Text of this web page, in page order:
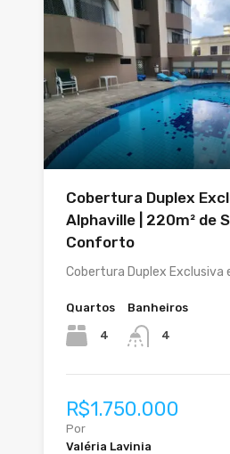
Cobertura Duplex
Alphaville | 220m² de
Conforto
Cobertura Duplex Exclusiva
Quartos
4
Banheiros
4
R$1.750.000
Por
Valéria Lavinia